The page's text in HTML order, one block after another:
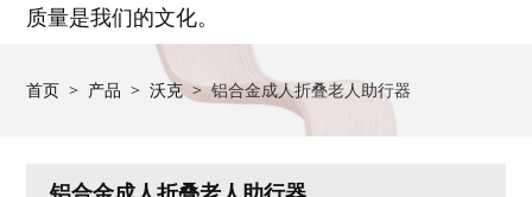
质量是我们的文化。
首页 > 产品 > 沃克 > 铝合金成人折叠老人助行器